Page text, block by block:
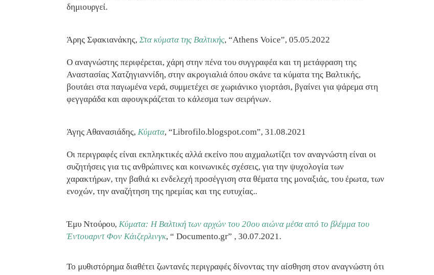
δημιουργεί.
Άρης Σφακιανάκης, Στα κύματα της Βαλτικής, “Athens Voice”, 05.05.2022
Ο αναγνώστης περιφέρεται, χάρη στην πένα του συγγραφέα και τη μετάφραση της
Αναστασίας Χατζηγιαννίδη, στην ακρογιαλιά όπου σκάνε τα κύματα της Βαλτικής,
βουτάει στα παγωμένα νερά, συμμετέχει σε χωριάνικο γιορτάσι, βγαίνει για ψάρεμα στη
φεγγαράδα και αφουγκράζεται το κάλεσμα των σειρήνων.
Άγης Αθανασιάδης, Κύματα, “Librofilo.blogspot.com”, 31.08.2021
Οι περιγραφές είναι εκπληκτικές αλλά εκείνο που αιχμαλωτίζει τον αναγνώστη είναι οι
συζητήσεις για τις ανθρώπινες και κοινωνικές σχέσεις, για την ψυχολογία των
χαρακτήρων, την βαθιά κι ενδελεχή προσέγγιση στα θέματα της μοναξιάς, του έρωτα, των
ενοχών, την αναζήτηση της ηρεμίας και της ευτυχίας..
Έμυ Ντούρου, Κύματα: Η Βαλτική των αρχών του 20ου αιώνα μέσα από το βλέμμα του
Έντουαρντ Φον Κάιζερλινγκ, “ Documento.gr” , 30.07.2021.
Το μυθιστόρημα διαθέτει ζωντανές περιγραφές δίνοντας την αίσθηση στον αναγνώστη ότι